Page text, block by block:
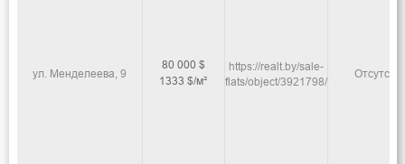
ул. Менделеева, 9
80 000 $
1333 $/м²
https://realt.by/sale-
flats/object/3921798/